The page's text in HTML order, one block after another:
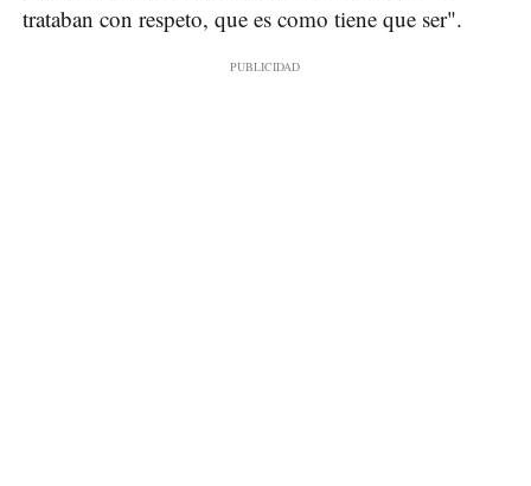
trataban con respeto, que es como tiene que ser".